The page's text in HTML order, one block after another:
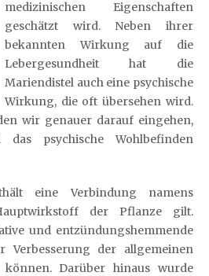
medizinischen Eigenschaften
geschätzt wird. Neben ihrer
bekannten Wirkung auf die
Lebergesundheit hat die
Mariendistel auch eine psychische
Wirkung, die oft übersehen wird.
wir genauer darauf eingehen,
psychische Wohlbefinden
eine Verbindung namens
der Pflanze gilt.
und entzündungshemmende
Verbesserung der allgemeinen
können. Darüber hinaus wurde